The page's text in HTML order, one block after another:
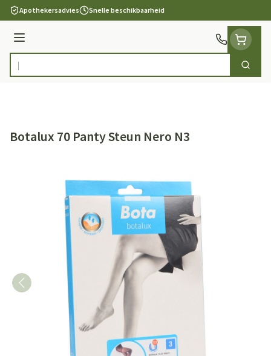
Ga naar de inhoud
Apothekersadvies Snelle beschikbaarheid
Menu
Product, merk, categorie... Zoek
Botalux 70 Panty Steun Nero N3